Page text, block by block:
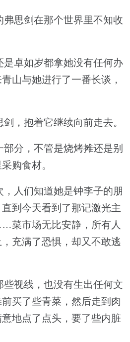
思剑在那个世界里不知收
卓如岁都拿她没有任何办
山与她进行了一番长谈，
，抱着它继续向前走去。
分，不管是烧烤摊还是别
购食材。
人们知道她是钟李子的朋
到今天看到了那记激光主
菜市场无比安静，所有人
充满了恐惧，却又不敢逃
视线，也没有生出任何文
买了些青菜，然后走到肉
地点了点头，要了些内脏